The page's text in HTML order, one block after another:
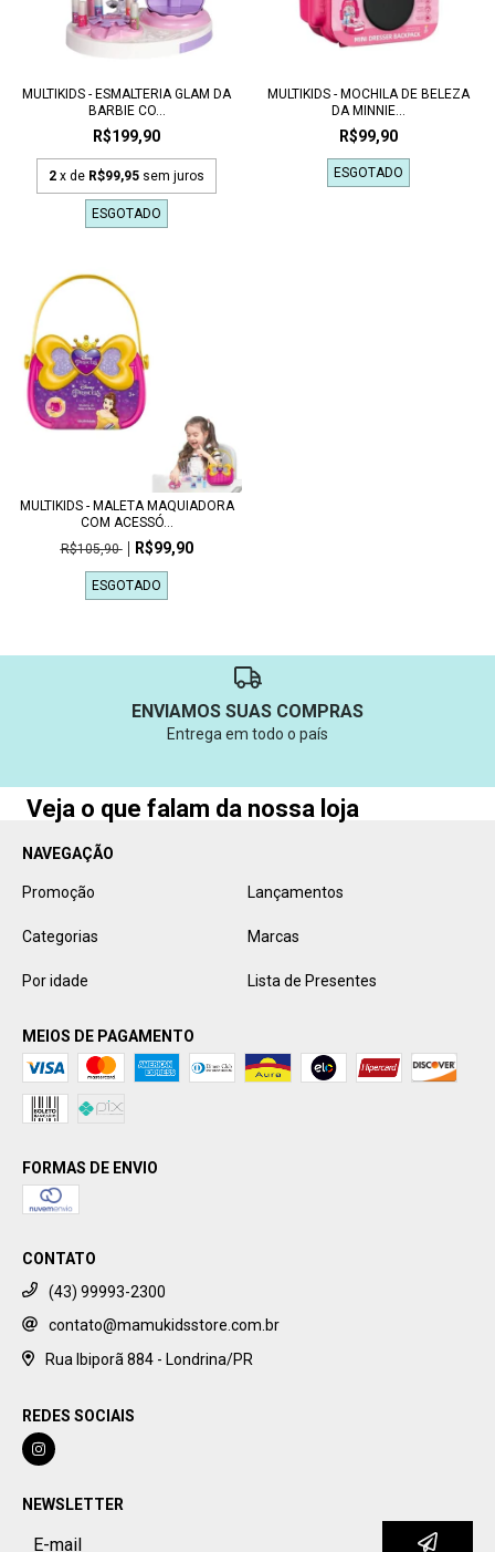
MULTIKIDS - ESMALTERIA GLAM DA
BARBIE CO...
R$199,90
2 x de R$99,95 sem juros
ESGOTADO
MULTIKIDS - MOCHILA DE BELEZA
DA MINNIE...
R$99,90
ESGOTADO
MULTIKIDS - MALETA MAQUIADORA
COM ACESSÓ...
R$105,90
R$99,90
ESGOTADO
ENVIAMOS SUAS COMPRAS
Entrega em todo o país
Veja o que falam da nossa loja
NAVEGAÇÃO
Promoção Lançamentos
Categorias Marcas
Por idade Lista de Presentes
MEIOS DE PAGAMENTO
FORMAS DE ENVIO
CONTATO
(43) 99993-2300
contato@mamukidsstore.com.br
Rua Ibiporã 884 - Londrina/PR
REDES SOCIAIS
NEWSLETTER